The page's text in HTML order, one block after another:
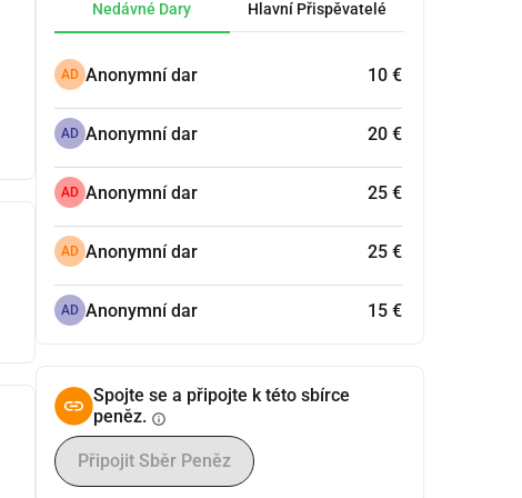
Nedávné Dary Hlavní Přispěvatelé
AD Anonymní dar 10 €
AD Anonymní dar 20 €
AD Anonymní dar 25 €
AD Anonymní dar 25 €
AD Anonymní dar 15 €
Spojte se a připojte k této sbírce
peněz. info
Připojit Sběr Peněz